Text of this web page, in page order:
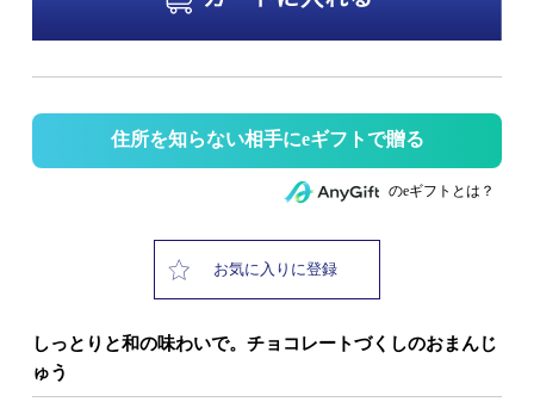
住所を知らない相手にeギフトで贈る
のeギフトとは？
お気に入りに登録
しっとりと和の味わいで。チョコレートづくしのおまんじ
ゅう